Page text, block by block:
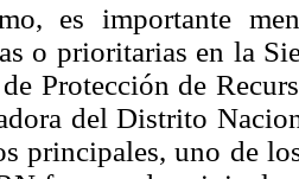
es importante
o prioritarias en la
Protección de
del Distrito
principales, uno de